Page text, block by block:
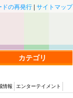
ドの再発行 サイトマップ
カテゴリ
情報 エンターテイメント